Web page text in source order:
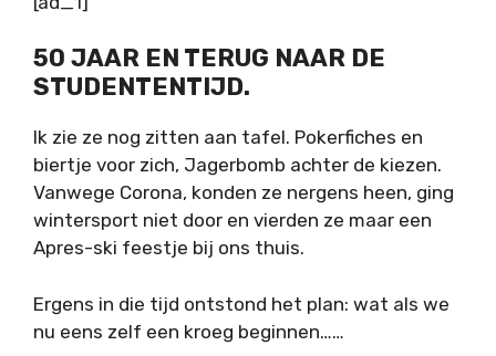
50 JAAR EN TERUG NAAR DE
STUDENTENTIJD.
Ik zie ze nog zitten aan tafel. Pokerfiches en
biertje voor zich, Jagerbomb achter de kiezen.
Vanwege Corona, konden ze nergens heen, ging
wintersport niet door en vierden ze maar een
Apres-ski feestje bij ons thuis.
Ergens in die tijd ontstond het plan: wat als we
nu eens zelf een kroeg beginnen……